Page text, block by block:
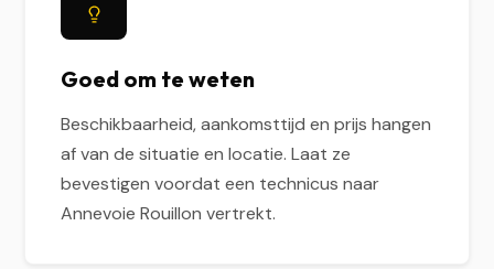
Goed om te weten
Beschikbaarheid, aankomsttijd en prijs hangen
af van de situatie en locatie. Laat ze
bevestigen voordat een technicus naar
Annevoie Rouillon vertrekt.